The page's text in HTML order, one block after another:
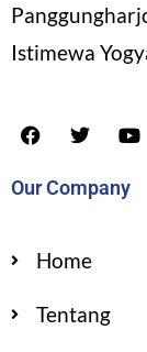
Istimewa
Our Company
Home
Tentang